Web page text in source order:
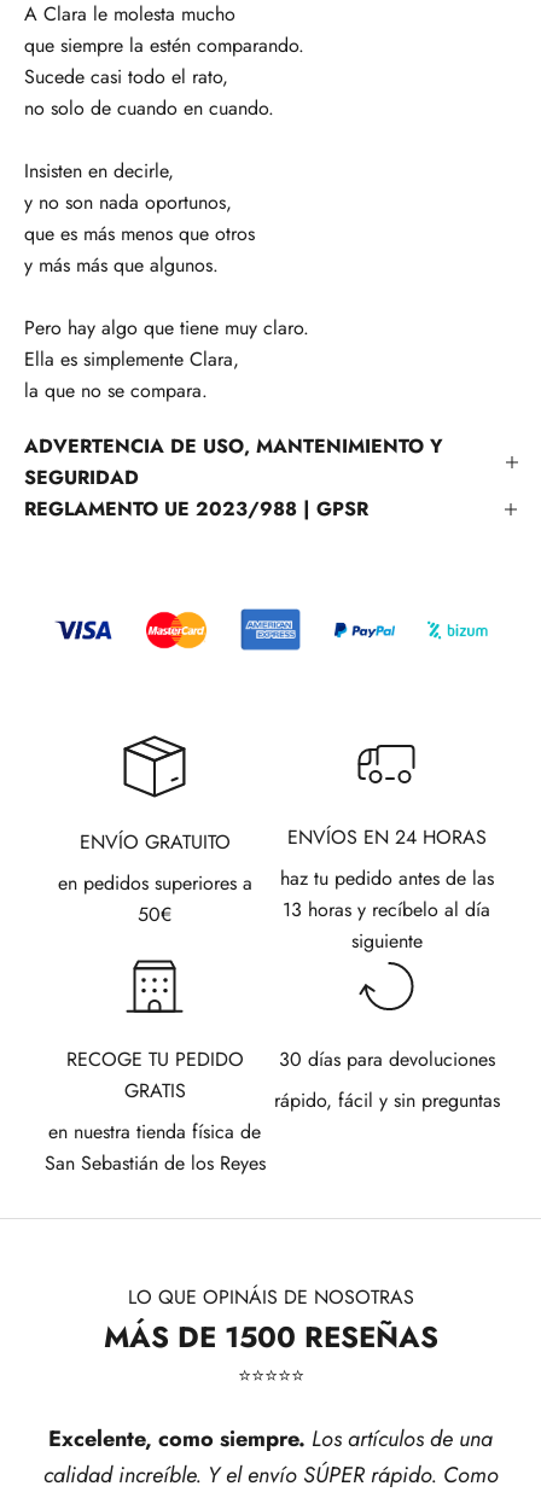
A Clara le molesta mucho
que siempre la estén comparando.
Sucede casi todo el rato,
no solo de cuando en cuando.
Insisten en decirle,
y no son nada oportunos,
que es más menos que otros
y más más que algunos.
Pero hay algo que tiene muy claro.
Ella es simplemente Clara,
la que no se compara.
ADVERTENCIA DE USO, MANTENIMIENTO Y
SEGURIDAD
REGLAMENTO UE 2023/988 | GPSR
ENVÍO GRATUITO
en pedidos superiores a
50€
ENVÍOS EN 24 HORAS
haz tu pedido antes de las
13 horas y recíbelo al día
siguiente
RECOGE TU PEDIDO
GRATIS
en nuestra tienda física de
San Sebastián de los Reyes
30 días para devoluciones
rápido, fácil y sin preguntas
LO QUE OPINÁIS DE NOSOTRAS
MÁS DE 1500 RESEÑAS
⭐​⭐​⭐​⭐​⭐​
Excelente, como siempre. Los artículos de una
calidad increíble. Y el envío SÚPER rápido. Como